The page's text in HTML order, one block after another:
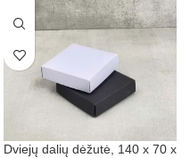
Dviejų dalių dėžutė, 140 x 70 x